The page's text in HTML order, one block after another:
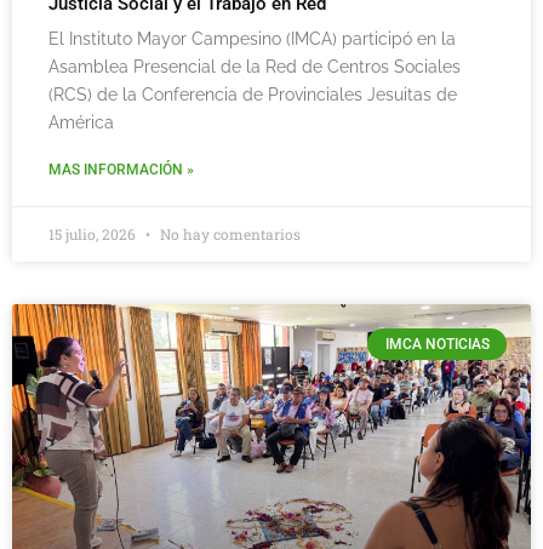
El Instituto Mayor Campesino (IMCA) participó en la
Asamblea Presencial de la Red de Centros Sociales
(RCS) de la Conferencia de Provinciales Jesuitas de
América
MAS INFORMACIÓN »
15 julio, 2026 No hay comentarios
IMCA NOTICIAS